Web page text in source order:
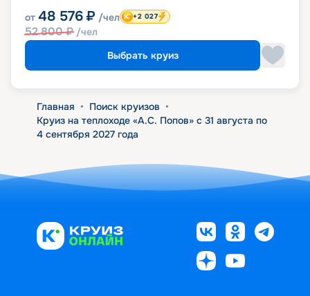
от 48 576 ₽ /чел
52 800₽ /чел
+2 027
Выбрать круиз
Главная • Поиск круизов •
Круиз на теплоходе «А.С. Попов» с 31 августа по
4 сентября 2027 года